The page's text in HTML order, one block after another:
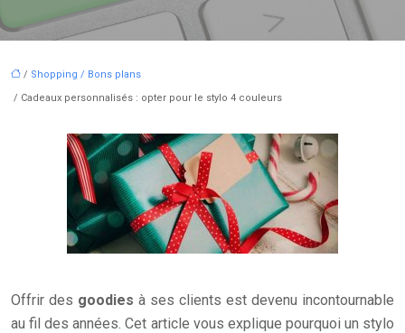
/ Shopping / Bons plans
/ Cadeaux personnalisés : opter pour le stylo 4 couleurs
Offrir des goodies à ses clients est devenu incontournable
au fil des années.Cet article vous explique pourquoi un stylo